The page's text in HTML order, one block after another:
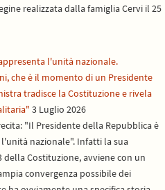
realizzata dalla famiglia Cervi il 25
l'unità nazionale.
che è il momento di un Presidente
tradisce la Costituzione e rivela
3 Luglio 2026
"Il Presidente della Repubblica è
nazionale". Infatti la sua
Costituzione, avviene con un
convergenza possibile dei